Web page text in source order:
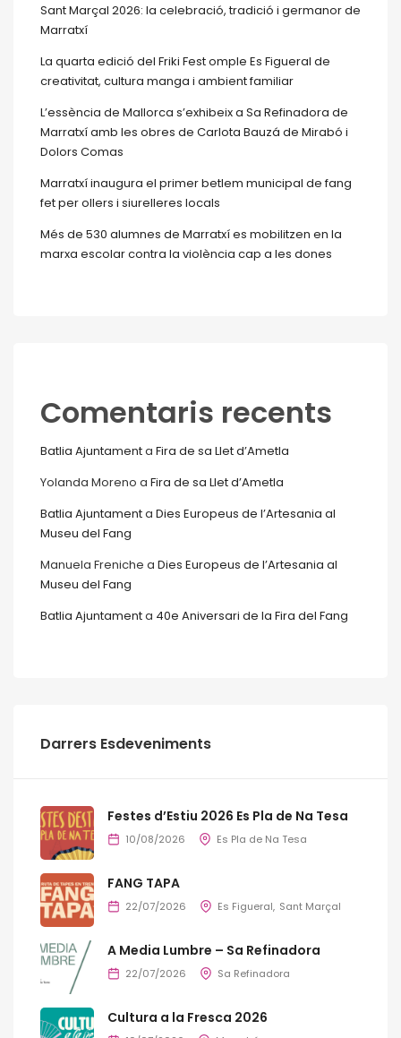
Sant Marçal 2026: la celebració, tradició i germanor de
Marratxí
La quarta edició del Friki Fest omple Es Figueral de
creativitat, cultura manga i ambient familiar
L’essència de Mallorca s’exhibeix a Sa Refinadora de
Marratxí amb les obres de Carlota Bauzá de Mirabó i
Dolors Comas
Marratxí inaugura el primer betlem municipal de fang
fet per ollers i siurelleres locals
Més de 530 alumnes de Marratxí es mobilitzen en la
marxa escolar contra la violència cap a les dones
Comentaris recents
Batlia Ajuntamenta Fira de sa Llet d’Ametla
Yolanda Moreno a Fira de sa Llet d’Ametla
Batlia Ajuntamenta Dies Europeus de l’Artesania al
Museu del Fang
Manuela Freniche a Dies Europeus de l’Artesania al
Museu del Fang
Batlia Ajuntamenta 40e Aniversari de la Fira del Fang
Darrers Esdeveniments
Festes d’Estiu 2026 Es Pla de Na Tesa
10/08/2026 Es Pla de Na Tesa
FANG TAPA
22/07/2026 Es Figueral Sant Marçal
A Media Lumbre – Sa Refinadora
22/07/2026 Sa Refinadora
Cultura a la Fresca 2026